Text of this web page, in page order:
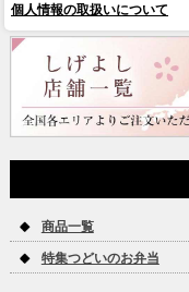
個人情報の取扱いについて
商品一覧
特集つどいのお弁当